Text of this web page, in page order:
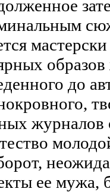
до
журналов
ее мужа,